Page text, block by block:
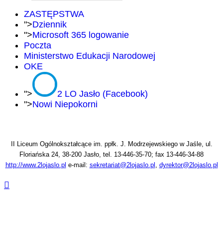
ZASTĘPSTWA
">Dziennik
">Microsoft 365 logowanie
Poczta
Ministerstwo Edukacji Narodowej
OKE
">
2 LO Jasło (Facebook)
">Nowi Niepokorni
II Liceum Ogólnokształcące im. ppłk. J. Modrzejewskiego w Jaśle, ul.
Floriańska 24, 38-200 Jasło, tel. 13-446-35-70; fax 13-446-34-88
http://www.2lojaslo.pl e-mail: sekretariat@2lojaslo.pl , dyrektor@2lojaslo.pl